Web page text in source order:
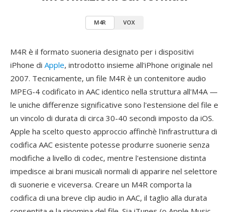
M4R VOX
M4R è il formato suoneria designato per i dispositivi
iPhone di Apple, introdotto insieme all'iPhone originale nel
2007. Tecnicamente, un file M4R è un contenitore audio
MPEG-4 codificato in AAC identico nella struttura all'M4A —
le uniche differenze significative sono l'estensione del file e
un vincolo di durata di circa 30-40 secondi imposto da iOS.
Apple ha scelto questo approccio affinchè l'infrastruttura di
codifica AAC esistente potesse produrre suonerie senza
modifiche a livello di codec, mentre l'estensione distinta
impedisce ai brani musicali normali di apparire nel selettore
di suonerie e viceversa. Creare un M4R comporta la
codifica di una breve clip audio in AAC, il taglio alla durata